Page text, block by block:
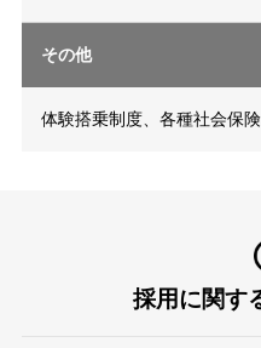
その他
体験搭乗制度、各種社会保
採用に関す